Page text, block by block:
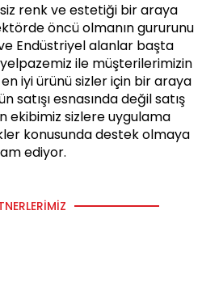
renk ve estetiği bir araya
öncü olmanın gururunu
Endüstriyel alanlar başta
ile müşterilerimizin
iyi ürünü sizler için bir araya
satışı esnasında değil satış
ekibimiz sizlere uygulama
konusunda destek olmaya
ediyor.